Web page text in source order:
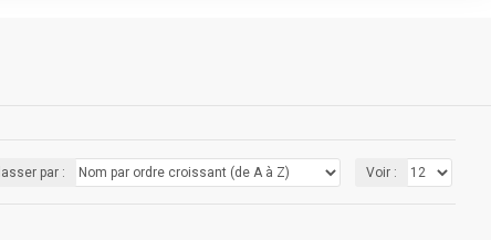
par : Voir :